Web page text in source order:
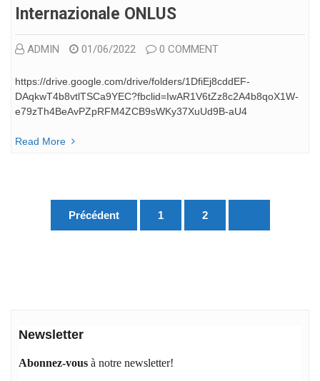
Internazionale ONLUS
ADMIN 01/06/2022 0 COMMENT
https://drive.google.com/drive/folders/1DfiEj8cddEF-
DAqkwT4b8vtlTSCa9YEC?fbclid=IwAR1V6tZz8c2A4b8qoX1W-
e79zTh4BeAvPZpRFM4ZCB9sWKy37XuUd9B-aU4
Read More
PaginationPrécédent 1 2
Newsletter
Abonnez-vous à notre newsletter!